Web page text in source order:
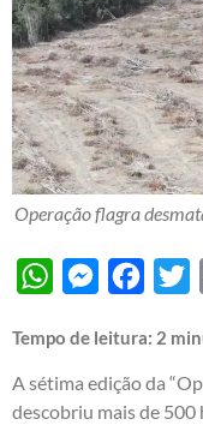
Operação flagra
WhatsAppMessenger
Tempo de leitura: 2
A sétima edição da
descobriu mais de 500